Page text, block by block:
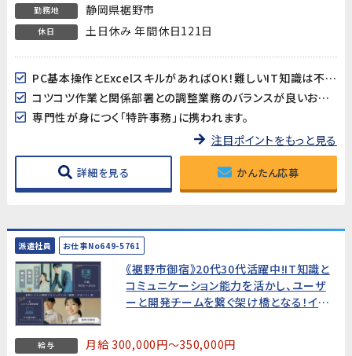
勤務地 静岡県裾野市
休日 土日休み 年間休日121日
PC基本操作とExcelスキルがあればOK！難しいIT知識は不要です。
コツコツ作業と関係部署との調整業務のバランスが良いお仕事です。
専門性が身につく「特許事務」に携われます。
注目ポイントをもっと見る
詳細を見る かんたん応募
派遣社員 お仕事No649-5761
《裾野市御宿》20代30代活躍中!IT知識と
コミュニケーション能力を活かし、ユーザ
ーと開発チームを繋ぐ架け橋となる！イン
給与 月給 300,000円～350,000円